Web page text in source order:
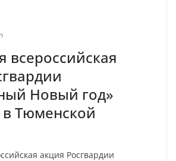
всероссийская
Новый год»
Тюменской
акция Росгвардии